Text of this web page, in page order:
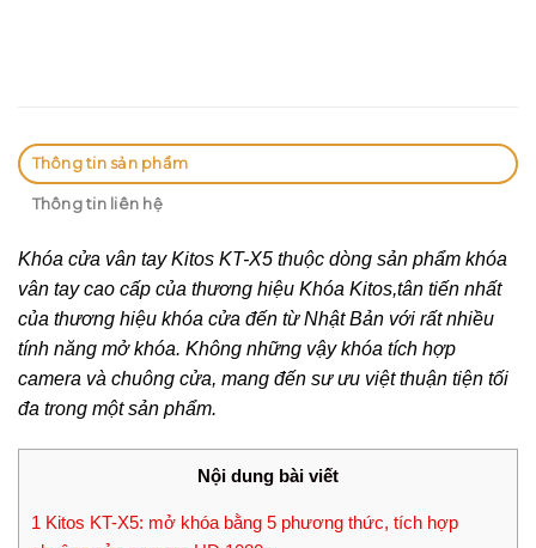
Thông tin sản phẩm
Thông tin liên hệ
Khóa cửa vân tay Kitos KT-X5 thuộc dòng sản phẩm khóa
vân tay cao cấp của thương hiệu Khóa Kitos,tân tiến nhất
của thương hiệu khóa cửa đến từ Nhật Bản với rất nhiều
tính năng mở khóa. Không những vậy khóa tích hợp
camera và chuông cửa, mang đến sư ưu việt thuận tiện tối
đa trong một sản phẩm.
Nội dung bài viết
1 Kitos KT-X5: mở khóa bằng 5 phương thức, tích hợp